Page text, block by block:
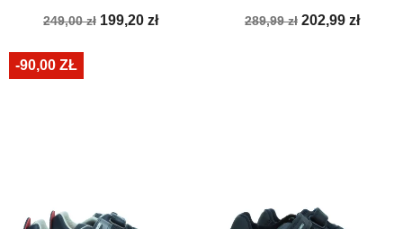
Cena
249,00 zł Cena
199,20 zł
Cena
289,99 zł Cena
202,99 zł
-90,00 ZŁ